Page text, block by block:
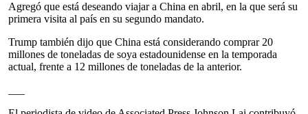
Agregó que está deseando viajar a China en abril, en la que será su
primera visita al país en su segundo mandato.
Trump también dijo que China está considerando comprar 20
millones de toneladas de soya estadounidense en la temporada
actual, frente a 12 millones de toneladas de la anterior.